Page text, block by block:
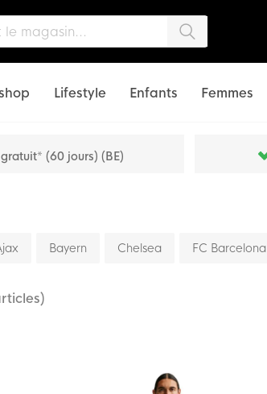
Lifestyle Enfants Femmes
(60 jours) (BE)
Bayern Chelsea FC Barcelona